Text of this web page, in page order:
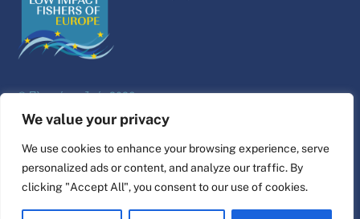
We value your privacy
We use cookies to enhance your browsing experience, serve
personalized ads or content, and analyze our traffic. By
clicking "Accept All", you consent to our use of cookies.
©Πλατφόρμα ζωής2026
Σχεδιασμός και κατασκευή ιστοσελίδας από
Συνδέστε το
English
Croatian
Dutch